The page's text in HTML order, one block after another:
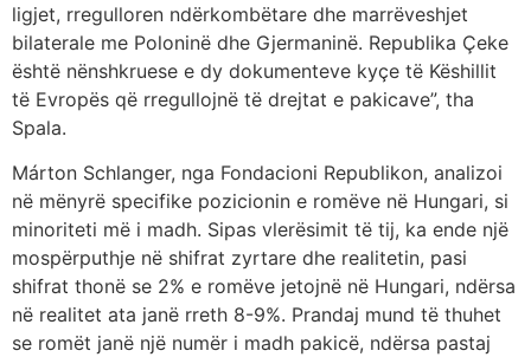
ligjet, rregulloren ndërkombëtare dhe marrëveshjet
bilaterale me Poloninë dhe Gjermaninë. Republika Çeke
është nënshkruese e dy dokumenteve kyçe të Këshillit
të Evropës që rregullojnë të drejtat e pakicave”, tha
Spala.
Márton Schlanger, nga Fondacioni Republikon, analizoi
në mënyrë specifike pozicionin e romëve në Hungari, si
minoriteti më i madh. Sipas vlerësimit të tij, ka ende një
mospërputhje në shifrat zyrtare dhe realitetin, pasi
shifrat thonë se 2% e romëve jetojnë në Hungari, ndërsa
në realitet ata janë rreth 8-9%. Prandaj mund të thuhet
se romët janë një numër i madh pakicë, ndërsa pastaj